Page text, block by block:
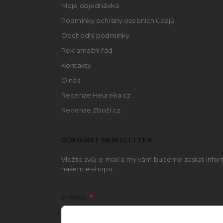
Moje objednávka
Podmínky ochrany osobních údajů
Obchodní podmínky
Reklamační řád
Kontakty
O nás
Recenze Heureka.cz
Recenze Zboží.cz
ODEBÍRAT NEWSLETTER
Vložte svůj e-mail a my vám budeme zasílat
našem e-shopu.